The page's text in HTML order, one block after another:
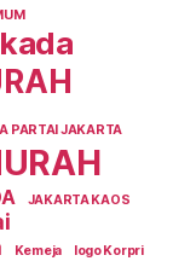
PARTAI JAKARTA
JAKARTA KAOS
Kemeja
logo Korpri